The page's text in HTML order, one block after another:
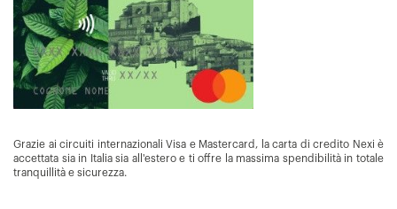
Grazie ai circuiti internazionali Visa e Mastercard, la carta di credito Nexi è
accettata sia in Italia sia all'estero e ti offre la massima spendibilità in totale
tranquillità e sicurezza.